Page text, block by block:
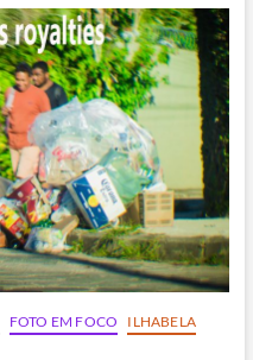
FOTO EM FOCO
ILHABELA